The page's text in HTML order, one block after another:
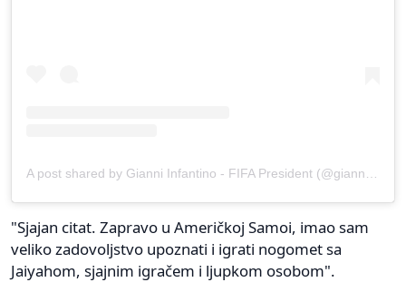
"Sjajan citat. Zapravo u Američkoj Samoi, imao sam
veliko zadovoljstvo upoznati i igrati nogomet sa
Jaiyahom, sjajnim igračem i ljupkom osobom".